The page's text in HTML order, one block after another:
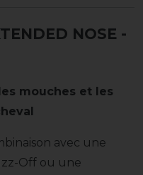
NOSE -
mouches et les
avec une
Off ou une